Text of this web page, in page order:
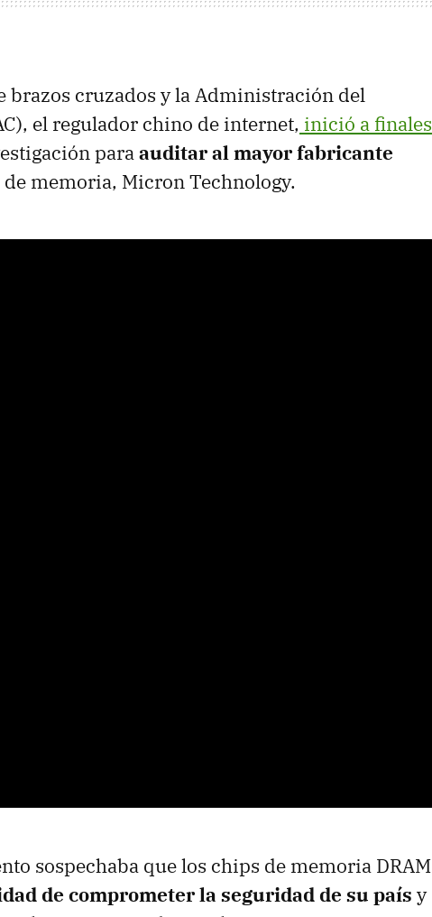
brazos cruzados y la Administración del
el regulador chino de internet, inició a finales
paraauditar al mayor fabricante
de memoria, Micron Technology.
sospechaba que los chips de memoria DRAM
de comprometer la seguridad de su país y